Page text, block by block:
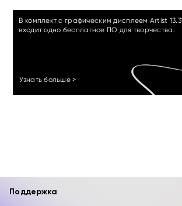
В комплект с графическим дисплеем Artist
входит одно бесплатное ПО для творчества.
Узнать больше >
Поддержка